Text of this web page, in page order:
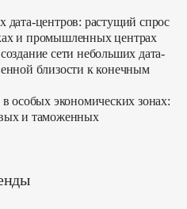
дата-центров: растущий спрос
и промышленных центрах
создание сети небольших дата-
близости к конечным
в особых экономических зонах:
и таможенных